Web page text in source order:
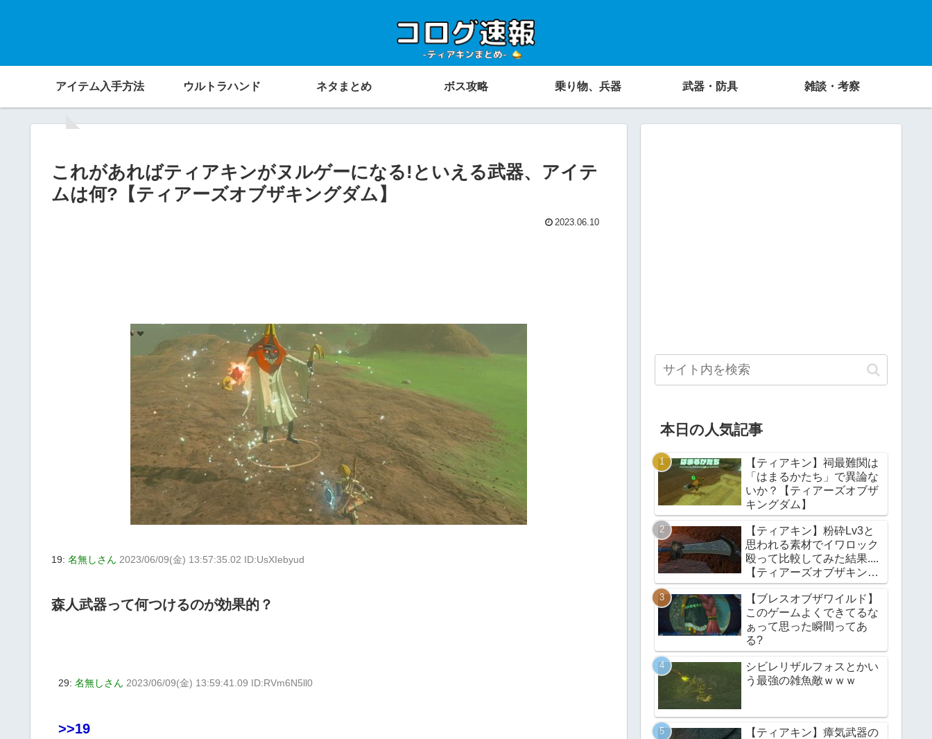
アイテム入手方法 ウルトラハンド ネタまとめ ボス攻略 乗り物、兵器 武器・防具 雑談・考察
これがあればティアキンがヌルゲーになる!といえる武器、アイテ
ムは何?【ティアーズオブザキングダム】
2023.06.10
19: 名無しさん 2023/06/09(金) 13:57:35.02 ID:UsXIebyud
森人武器って何つけるのが効果的？
29: 名無しさん 2023/06/09(金) 13:59:41.09 ID:RVm6N5ll0
>>19
本日の人気記事
【ティアキン】祠最難関は
「はまるかたち」で異論な
いか？【ティアーズオブザ
キングダム】
【ティアキン】粉砕Lv3と
思われる素材でイワロック
殴って比較してみた結果....
【ティアーズオブザキング
ダム】
【ブレスオブザワイルド】
このゲームよくできてるな
ぁって思った瞬間ってあ
る?
シビレリザルフォスとかい
う最強の雑魚敵ｗｗｗ
【ティアキン】瘴気武器の